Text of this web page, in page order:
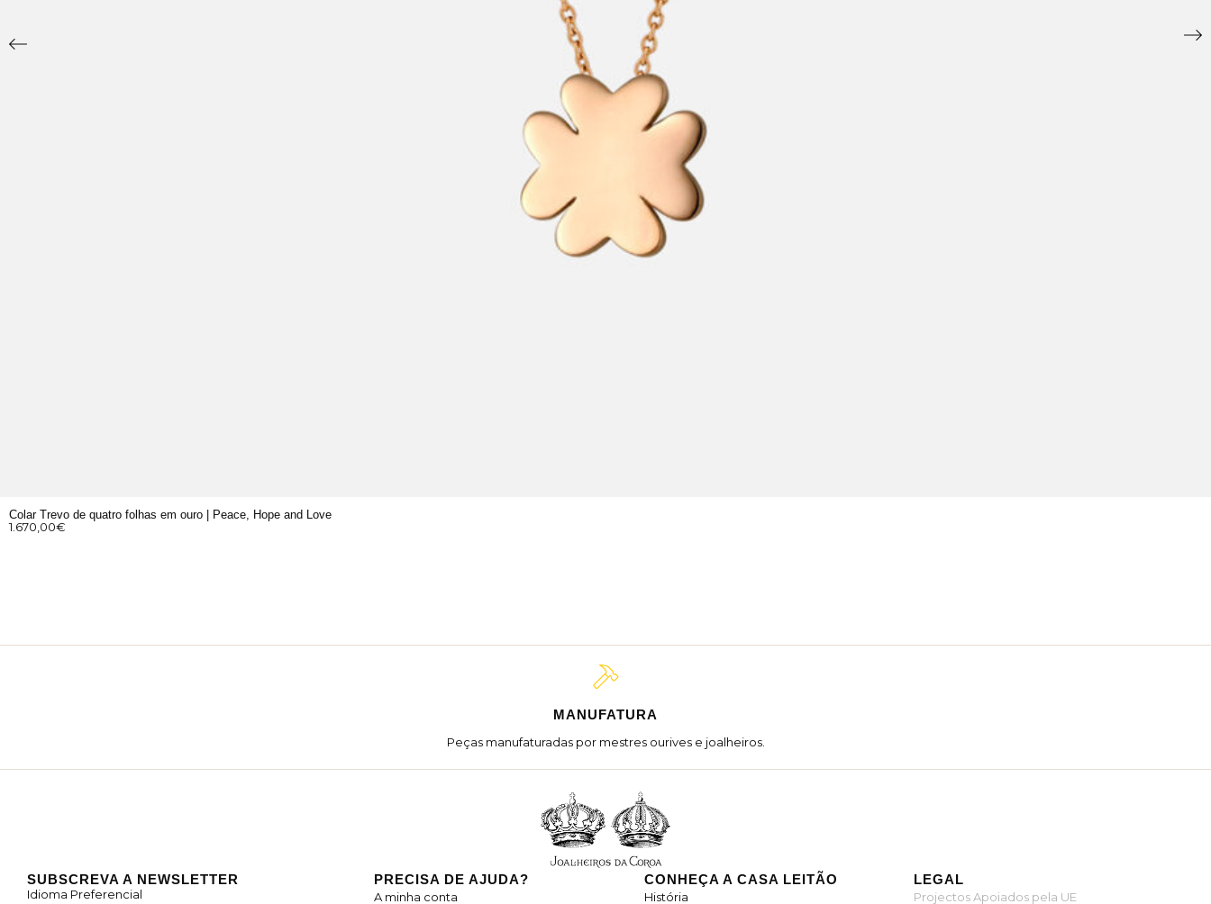
Colar Trevo de quatro folhas em ouro | Peace, Hope and Love
1.670,00€
MANUFATURA
Peças manufaturadas por mestres ourives e joalheiros.
SUBSCREVA A NEWSLETTER
Idioma Preferencial
PRECISA DE AJUDA?
A minha conta
CONHEÇA A CASA LEITÃO
História
LEGAL
Projectos Apoiados pela UE